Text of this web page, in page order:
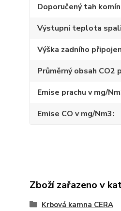
Doporučený tah
Výstupní teplota
Výška zadního
Průměrný obsah CO2
Emise prachu v mg/
Emise CO v mg/Nm3
Zboží zařazeno v
Krbová kamna CERA